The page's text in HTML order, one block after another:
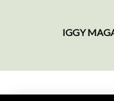
IGGY